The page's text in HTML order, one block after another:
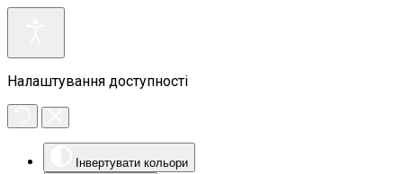
Налаштування доступності
Інвертувати кольори